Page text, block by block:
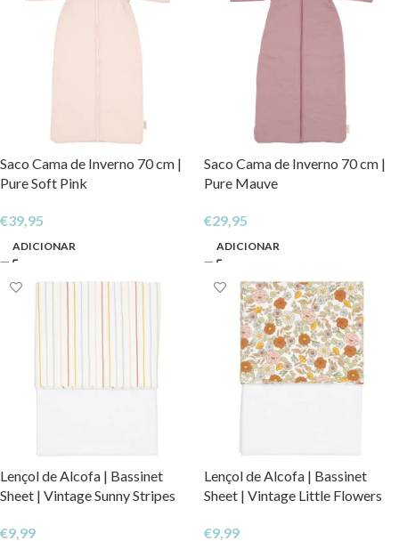
Saco Cama de Inverno 70 cm |
Pure Soft Pink
€39,95
ADICIONAR
Saco Cama de Inverno 70 cm |
Pure Mauve
€29,95
ADICIONAR
Lençol de Alcofa | Bassinet
Sheet | Vintage Sunny Stripes
€9,99
Lençol de Alcofa | Bassinet
Sheet | Vintage Little Flowers
€9,99